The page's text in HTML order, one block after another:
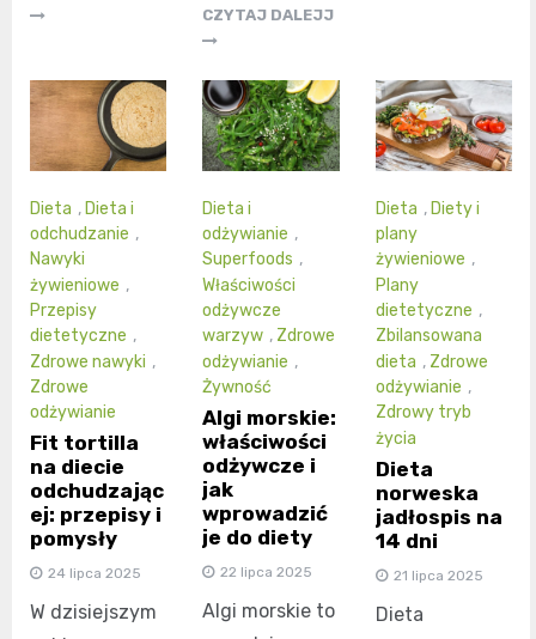
CZYTAJ DALEJJ
Dieta , Dieta i
odchudzanie ,
Nawyki
żywieniowe ,
Przepisy
dietetyczne ,
Zdrowe nawyki ,
Zdrowe
odżywianie
Fit tortilla
na diecie
odchudzając
ej: przepisy i
pomysły
24 lipca 2025
W dzisiejszym
Dieta i
odżywianie ,
Superfoods ,
Właściwości
odżywcze
warzyw , Zdrowe
odżywianie ,
Żywność
Algi morskie:
właściwości
odżywcze i
jak
wprowadzić
je do diety
22 lipca 2025
Algi morskie to
Dieta , Diety i
plany
żywieniowe ,
Plany
dietetyczne ,
Zbilansowana
dieta , Zdrowe
odżywianie ,
Zdrowy tryb
życia
Dieta
norweska
jadłospis na
14 dni
21 lipca 2025
Dieta